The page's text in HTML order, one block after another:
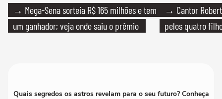
→ Mega-Sena sorteia R$ 165 milhões e tem
um ganhador; veja onde saiu o prêmio
→ Cantor
pelos quatro
Quais segredos os astros revelam para o seu futuro? Conheça